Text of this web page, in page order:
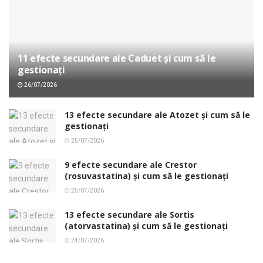
11 efecte secundare ale Caduet și cum să le
gestionați
26/07/2026
13 efecte secundare ale Atozet și cum să le
gestionați
25/07/2026
9 efecte secundare ale Crestor
(rosuvastatina) și cum să le gestionați
25/07/2026
13 efecte secundare ale Sortis
(atorvastatina) și cum să le gestionați
24/07/2026